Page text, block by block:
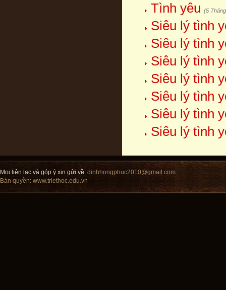
Tình yêu (5
Siêu lý tình
Siêu lý tình
Siêu lý tình
Siêu lý tình
Siêu lý tình
Siêu lý tình
Siêu lý tình
Mọi liên lạc và góp ý xin gửi về: dinhhongphuc2010@gmail.com.
Bản quyền: www.triethoc.edu.vn